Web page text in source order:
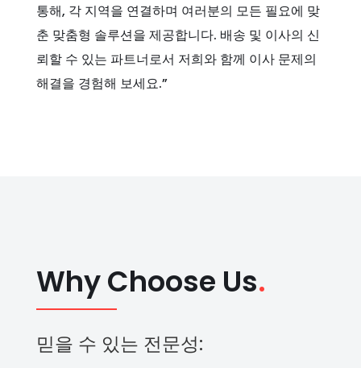
통해, 각 지역을 연결하며 여러분의 모든 필요에 맞
춘 맞춤형 솔루션을 제공합니다. 배송 및 이사의 신
뢰할 수 있는 파트너로서 저희와 함께 이사 문제의
해결을 경험해 보세요.”
Why Choose Us.
믿을 수 있는 전문성: